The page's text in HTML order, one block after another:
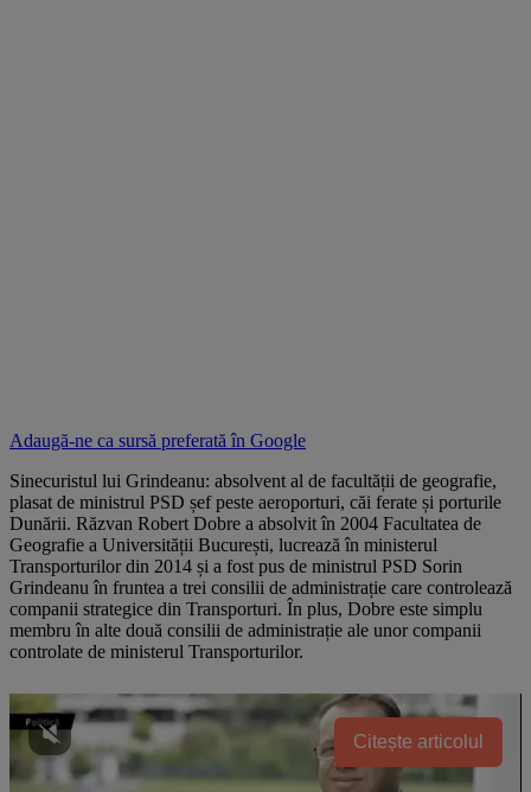
Adaugă-ne ca sursă preferată în Google
Sinecuristul lui Grindeanu: absolvent al de facultății de geografie,
plasat de ministrul PSD șef peste aeroporturi, căi ferate și porturile
Dunării. Răzvan Robert Dobre a absolvit în 2004 Facultatea de
Geografie a Universității București, lucrează în ministerul
Transporturilor din 2014 și a fost pus de ministrul PSD Sorin
Grindeanu în fruntea a trei consilii de administrație care controlează
companii strategice din Transporturi. În plus, Dobre este simplu
membru în alte două consilii de administrație ale unor companii
controlate de ministerul Transporturilor.
Citește articolul